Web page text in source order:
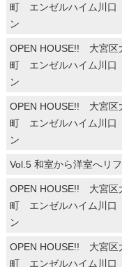
町 エンゼルハイム川
ン
OPEN HOUSE!! 大宮
町 エンゼルハイム川
ン
OPEN HOUSE!! 大宮
町 エンゼルハイム川
ン
Vol.5 和室から洋室へリ
OPEN HOUSE!! 大宮
町 エンゼルハイム川
ン
OPEN HOUSE!! 大宮
町 エンゼルハイム川